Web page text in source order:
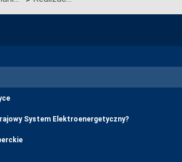
System Elektroenergetyczny?